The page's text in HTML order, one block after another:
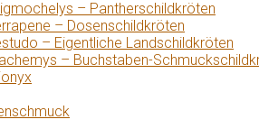
– Pantherschildkröten
– Dosenschildkröten
– Eigentliche Landschildkröten
– Buchstaben-